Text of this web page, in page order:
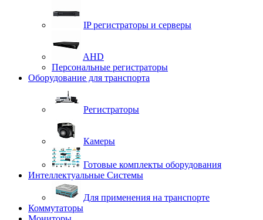
IP регистраторы и серверы
AHD
Персональные регистраторы
Оборудование для транспорта
Регистраторы
Камеры
Готовые комплекты оборудования
Интеллектуальные Системы
Для применения на транспорте
Коммутаторы